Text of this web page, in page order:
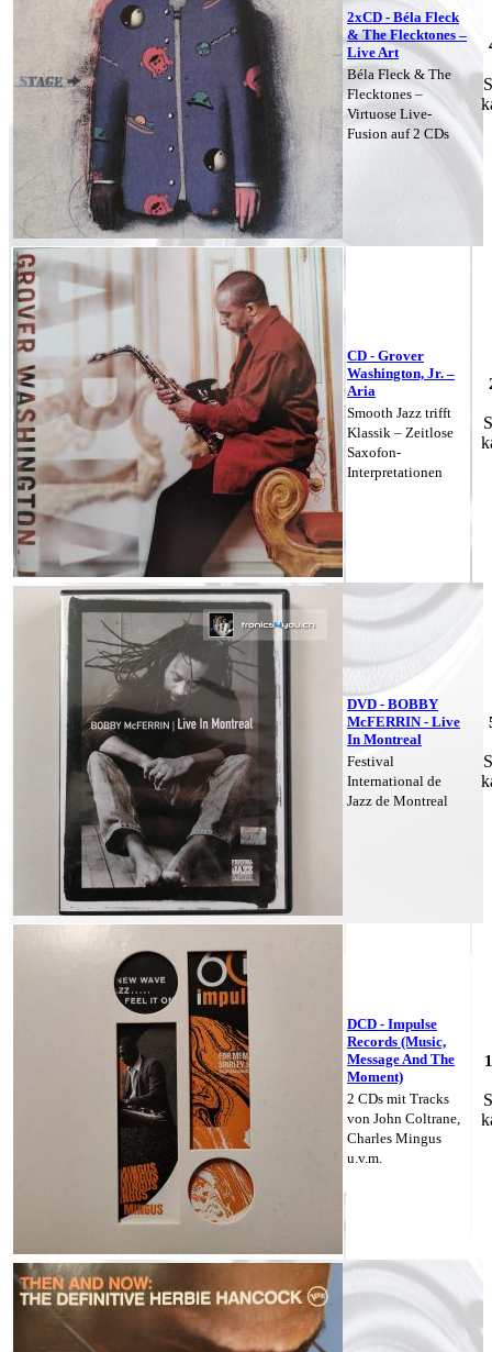
2xCD - Béla Fleck
& The Flecktones –
Live Art
Béla Fleck & The
Flecktones –
Virtuose Live-
Fusion auf 2 CDs
CD - Grover
Washington, Jr. –
Aria
Smooth Jazz trifft
Klassik – Zeitlose
Saxofon-
Interpretationen
DVD - BOBBY
McFERRIN - Live
In Montreal
Festival
International de
Jazz de Montreal
DCD - Impulse
Records (Music,
Message And The
Moment)
2 CDs mit Tracks
von John Coltrane,
Charles Mingus
u.v.m.